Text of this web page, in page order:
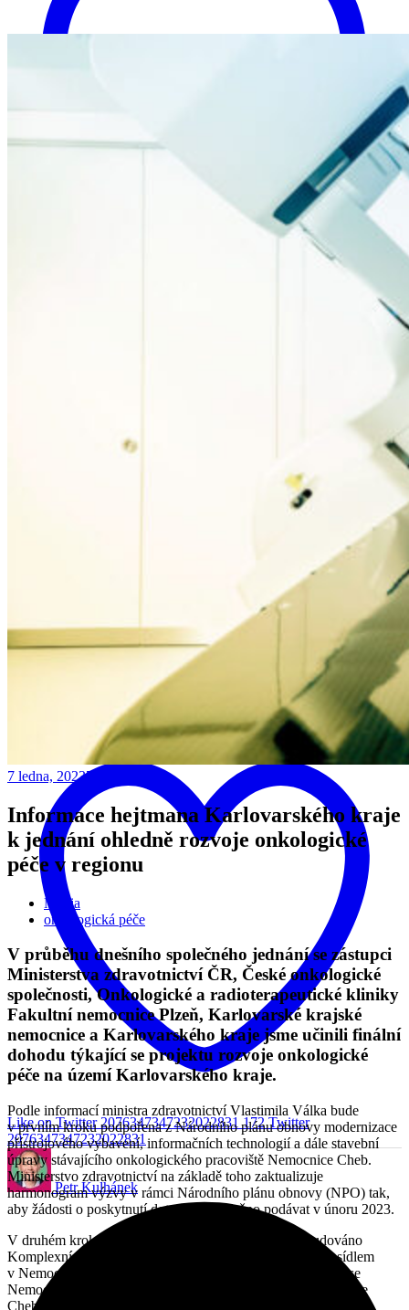
Retweet on Twitter 2076347347232022831 14
Like on Twitter 2076347347232022831 172 Twitter
2076347347232022831
Petr Kulhánek
7 ledna, 20237 ledna, 2023
Informace hejtmana Karlovarského kraje
k jednání ohledně rozvoje onkologické
péče v regionu
Média
onkologická péče
V průběhu dnešního společného jednání se zástupci
Ministerstva zdravotnictví ČR, České onkologické
společnosti, Onkologické a radioterapeutické kliniky
Fakultní nemocnice Plzeň, Karlovarské krajské
nemocnice a Karlovarského kraje jsme učinili finální
dohodu týkající se projektu rozvoje onkologické
péče na území Karlovarského kraje.
Podle informací ministra zdravotnictví Vlastimila Válka bude
v prvním kroku podpořena z Národního plánu obnovy modernizace
přístrojového vybavení, informačních technologií a dále stavební
úpravy stávajícího onkologického pracoviště Nemocnice Cheb.
Ministerstvo zdravotnictví na základě toho zaktualizuje
harmonogram výzvy v rámci Národního plánu obnovy (NPO) tak,
aby žádosti o poskytnutí dotace bylo možno podávat v únoru 2023.
V druhém kroku pak bude v horizontu 5 – 10 let vybudováno
Komplexní onkologické centrum Karlovarského kraje se sídlem
v Nemocnici Karlovy Vary. Centrum bude kooperovat na ose
Nemocnice Karlovy Vary – Nemocnice Sokolov – Nemocnice
Cheb a Fakultní nemocnice Plzeň.